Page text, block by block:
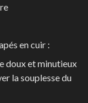
en cuir :
doux et minutieux
la souplesse du